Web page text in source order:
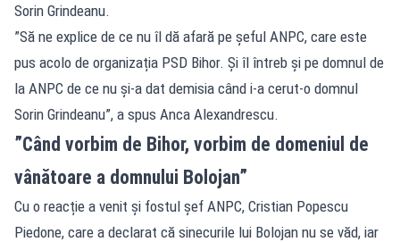
Sorin Grindeanu.
”Să ne explice de ce nu îl dă afară pe șeful ANPC, care este
pus acolo de organizația PSD Bihor. Și îl întreb și pe domnul de
la ANPC de ce nu și-a dat demisia când i-a cerut-o domnul
Sorin Grindeanu”, a spus Anca Alexandrescu.
”Când vorbim de Bihor, vorbim de domeniul de
vânătoare a domnului Bolojan”
Cu o reacție a venit și fostul șef ANPC, Cristian Popescu
Piedone, care a declarat că sinecurile lui Bolojan nu se văd, iar